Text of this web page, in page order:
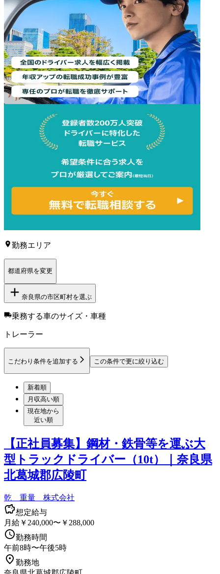
勤務エリア
都道府県を変更
奈良県の市区町村を選ぶ
乗務する車のサイズ・車種
トレーラー
こだわり条件を追加する この条件で更に絞り込む
新着順
月収高い順
現在地から
近い順
【正社員募集】鋼材・鉄骨等を運ぶ大
型トラックドライバー（10t）｜奈良県
北葛城郡広陵町
乾 重量 株式会社
想定給与
月給￥240,000〜￥288,000
勤務時間
午前8時〜午後5時
勤務地